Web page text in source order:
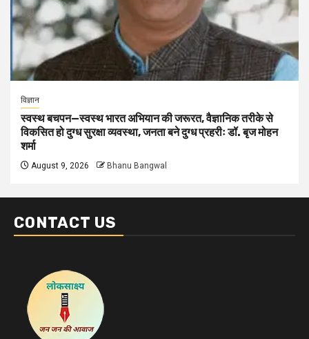
विज्ञान
स्वस्थ बचपन—स्वस्थ भारत अभियान की जरूरत, वैज्ञानिक तरीके से
विकसित हो दुग्ध सुरक्षा व्यवस्था, जनता बने दुग्ध प्रहरीः डॉ. बृज मोहन
शर्मा
August 9, 2026 Bhanu Bangwal
CONTACT US